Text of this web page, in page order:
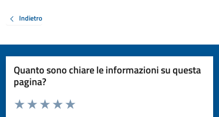
Indietro
Quanto sono chiare le informazioni su questa
pagina?
Valuta da 1 a 5 stelle la pagina